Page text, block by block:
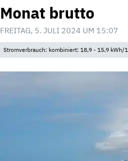
Monat brutto
FREITAG, 5. JULI 2024 UM 15:07
Stromverbrauch: kombiniert: 18,9 - 15,9 kWh/